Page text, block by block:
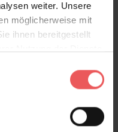
weiter. Unsere
möglicherweise mit
ihnen bereitgestellt